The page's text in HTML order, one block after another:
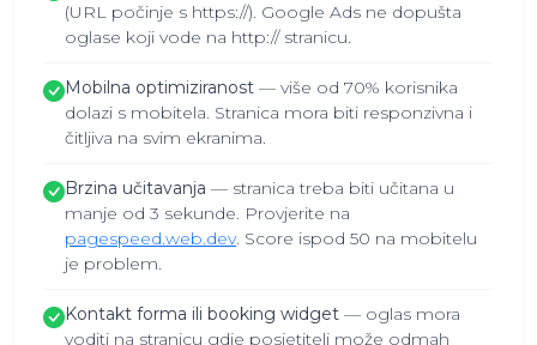
(URL počinje s https://). Google Ads ne dopušta
oglase koji vode na http:// stranicu.
Mobilna optimiziranost — više od 70% korisnika
dolazi s mobitela. Stranica mora biti responzivna i
čitljiva na svim ekranima.
Brzina učitavanja — stranica treba biti učitana u
manje od 3 sekunde. Provjerite na
pagespeed.web.dev. Score ispod 50 na mobitelu
je problem.
Kontakt forma ili booking widget — oglas mora
voditi na stranicu gdje posjetitelj može odmah